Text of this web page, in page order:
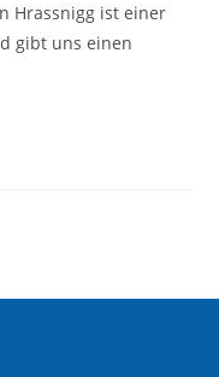
Hrassnigg ist einer
gibt uns einen